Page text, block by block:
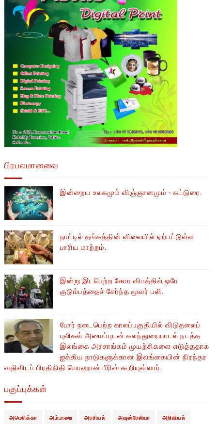
பிரபலமானவை
இன்றைய உலகமும் விஞ்ஞானமும் - கட்டுரை.
நாட்டில் தங்கத்தின் விலையில் ஏற்பட்டுள்ள
பாரிய மாற்றம்.
இன்று இடபெற்ற கோர விபத்தில் ஒரே
குடும்பத்தைச் சேர்ந்த மூவர் பலி.
போர் நடைபெற்ற காலப்பகுதியில் ​​விடுதலைப்
புலிகள் அமைப்புடன் கலந்துரையாடல் நடத்த
இலங்கை அரசாங்கம் முயற்சிகளை எடுத்ததாக
ஐக்கிய நாடுகளுக்கான இலங்கையின் நிரந்தர
வதிவிடப் பிரதிநிதி மொஹான் பீரிஸ் கூறியுள்ளார்.
பகுப்புக்கள்
அமெரிக்கா அம்பாறை அரசியல் அவுஸ்ரேலியா அறிவியல்